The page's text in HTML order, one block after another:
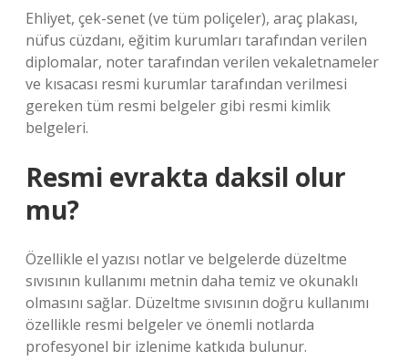
Ehliyet, çek-senet (ve tüm poliçeler), araç plakası,
nüfus cüzdanı, eğitim kurumları tarafından verilen
diplomalar, noter tarafından verilen vekaletnameler
ve kısacası resmi kurumlar tarafından verilmesi
gereken tüm resmi belgeler gibi resmi kimlik
belgeleri.
Resmi evrakta daksil olur
mu?
Özellikle el yazısı notlar ve belgelerde düzeltme
sıvısının kullanımı metnin daha temiz ve okunaklı
olmasını sağlar. Düzeltme sıvısının doğru kullanımı
özellikle resmi belgeler ve önemli notlarda
profesyonel bir izlenime katkıda bulunur.